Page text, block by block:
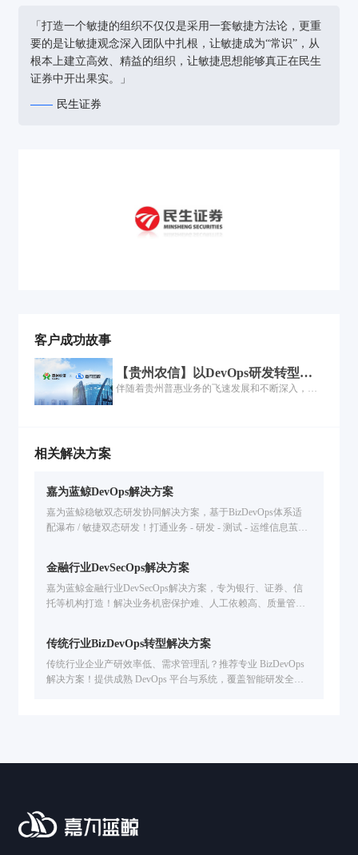
「打造一个敏捷的组织不仅仅是采用一套敏捷方法论，更重
要的是让敏捷观念深入团队中扎根，让敏捷成为“常识”，从
根本上建立高效、精益的组织，让敏捷思想能够真正在民生
证券中开出果实。」
民生证券
客户成功故事
【贵州农信】以DevOps研发转型，
加速乡村振兴最后一公里
伴随着贵州普惠业务的飞速发展和不断深入，无
相关解决方案
嘉为蓝鲸DevOps解决方案
嘉为蓝鲸稳敏双态研发协同解决方案，基于BizDevOps体系适
配瀑布 / 敏捷双态研发！打通业务 - 研发 - 测试 - 运维信息茧
金融行业DevSecOps解决方案
嘉为蓝鲸金融行业DevSecOps解决方案，专为银行、证券、信
托等机构打造！解决业务机密保护难、人工依赖高、质量管控
字资产安全
传统行业BizDevOps转型解决方案
传统行业企业产研效率低、需求管理乱？推荐专业 BizDevOps
解决方案！提供成熟 DevOps 平台与系统，覆盖智能研发全流